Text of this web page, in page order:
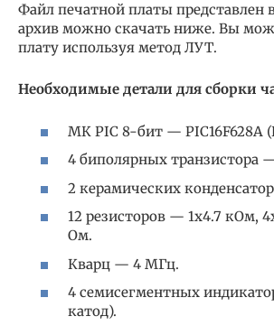
Файл печатной платы представлен
архив можно скачать ниже. Вы
плату используя метод ЛУТ.
Необходимые детали для сборки
МК PIC 8-бит — PIC16F628A
4 биполярных транзистора —
2 керамических
12 резисторов — 1х4.7 кОм,
Ом.
Кварц — 4 МГц.
4 семисегментных
катод).